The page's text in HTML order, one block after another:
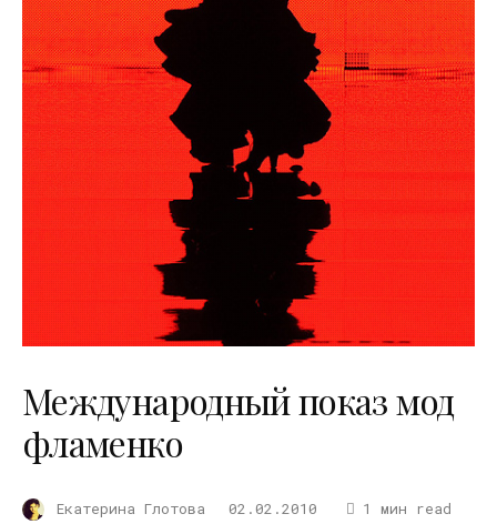
Международный показ мод
фламенко
Екатерина Глотова 02.02.2010 1 мин read